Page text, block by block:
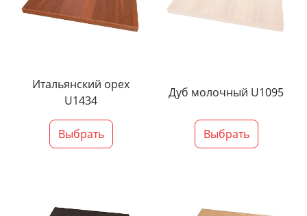
Итальянский орех
U1434
Выбрать
Дуб молочный U1095
Выбрать